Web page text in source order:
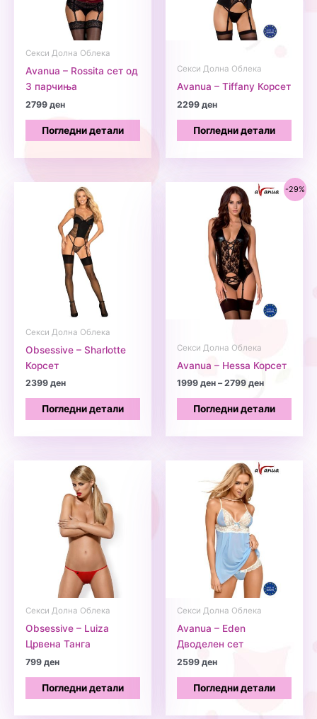
Секси Долна Облека
Avanua – Rossita сет од
3 парчиња
2799ден
Погледни детали
Секси Долна Облека
Avanua – Tiffany Корсет
2299ден
Погледни детали
Секси Долна Облека
Obsessive – Sharlotte
Корсет
2399ден
Погледни детали
-29%
Секси Долна Облека
Avanua – Hessa Корсет
1999ден – 2799денPrice
1999 ден
Погледни детали
Секси Долна Облека
Obsessive – Luiza
Црвена Танга
799ден
Погледни детали
Секси Долна Облека
Avanua – Eden
Дводелен сет
2599ден
Погледни детали